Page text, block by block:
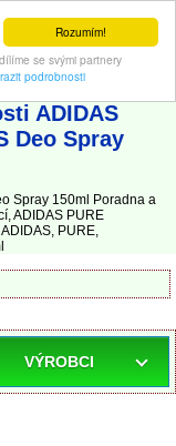
Rozumím!
se svými partnery
podrobnosti
nemocí
ADIDAS
Deo Spray
Spray 150ml Poradna a
ADIDAS PURE
PURE,
VÝROBCI